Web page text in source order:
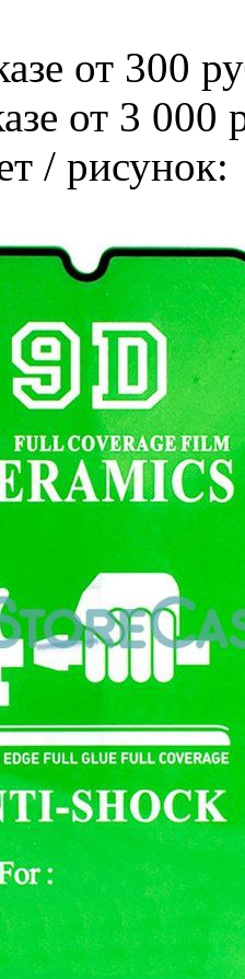
от 300
от 3 000
/ рисунок: